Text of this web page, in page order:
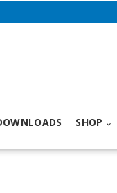
SHOP